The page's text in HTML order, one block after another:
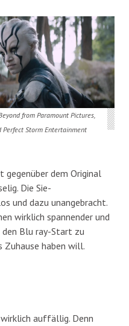
from Paramount Pictures,
Perfect Storm Entertainment
gegenüber dem Original
Die Sie-
und dazu unangebracht.
wirklich spannender und
Blu ray-Start zu
Zuhause haben will.
auffällig. Denn